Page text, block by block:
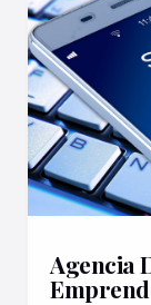
Agencia